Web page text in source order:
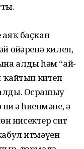
аяҡ баҫҡан
өйҙәренә килеп,
алды һәм “ай-
ҡайтып китеп
Осрашыу
ҙә һиҙенмәне, ә
нисектер сит
итмәүен